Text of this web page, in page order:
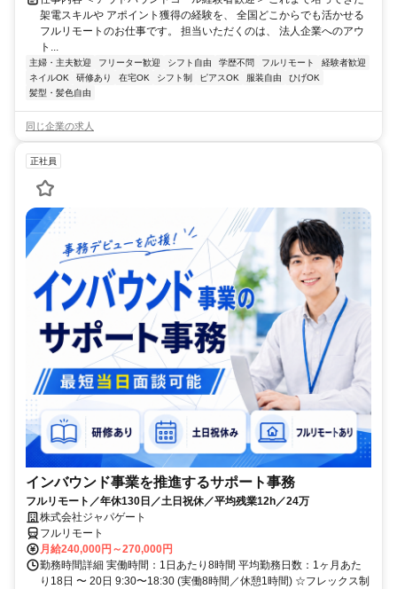
架電スキルや アポイント獲得の経験を、 全国どこからでも活かせる
フルリモートのお仕事です。 担当いただくのは、 法人企業へのアウ
ト...
主婦・主夫歓迎 フリーター歓迎 シフト自由 学歴不問 フルリモート
経験者歓迎
ネイルOK
研修あり 在宅OK シフト制 ピアスOK 服装自由
ひげOK
髪型・髪色自由
同じ企業の求人
正社員
インバウンド事業を推進するサポート事務
フルリモート／年休130日／土日祝休／平均残業12h／24万
株式会社ジャパゲート
フルリモート
月給240,000円～270,000円
勤務時間詳細 実働時間：1日あたり8時間 平均勤務日数：1ヶ月あた
り18日 〜 20日 9:30〜18:30 (実働8時間／休憩1時間) ☆フレックス制